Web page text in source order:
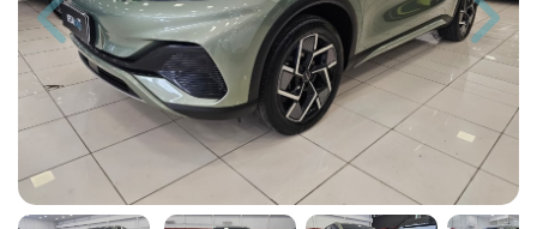
Previous Next